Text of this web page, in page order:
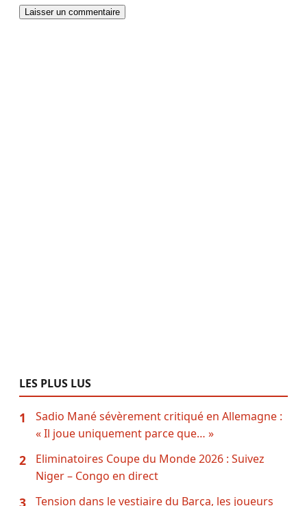
LES PLUS LUS
1
Sadio Mané sévèrement critiqué en Allemagne :
« Il joue uniquement parce que… »
2
Eliminatoires Coupe du Monde 2026 : Suivez
Niger – Congo en direct
Tension dans le vestiaire du Barça, les joueurs